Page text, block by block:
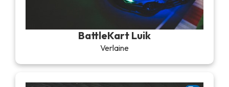
BattleKart Luik
Verlaine